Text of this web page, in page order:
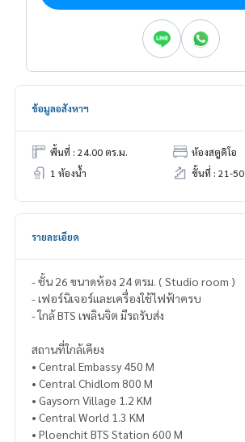
ข้อมูลอสังหาฯ
พื้นที่ : 24.00 ตร.ม.
ห้องสตูดิโอ
1 ห้องน้ำ
ชั้นที่ : 21-50
รายละเอียด
- ชั้น 26 ขนาดห้อง 24 ตรม. ( Studio room )
- เฟอร์นิเจอร์เเละเครื่องใช้ไฟฟ้าครบ
- ใกล้ BTS เพลินจิต มีรถรับส่ง
สถานที่ใกล้เคียง
• Central Embassy 450 M
• Central Chidlom 800 M
• Gaysorn Village 1.2 KM
• Central World 1.3 KM
• Ploenchit BTS Station 600 M